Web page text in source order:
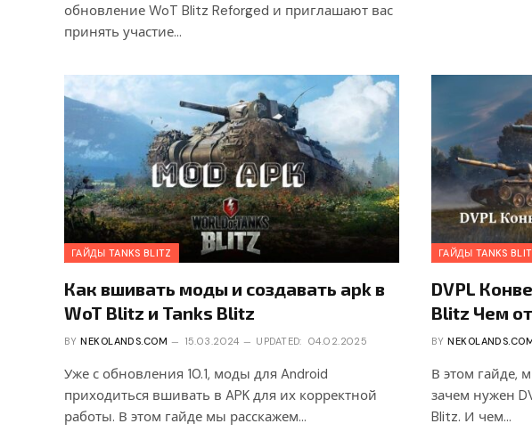
обновление WoT Blitz Reforged и приглашают вас
принять участие…
ГАЙДЫ TANKS BLITZ
Как вшивать моды и создавать apk в
WoT Blitz и Tanks Blitz
BY NEKOLANDS.COM 15.03.2024 UPDATED: 04.02.2025
Уже с обновления 10.1, моды для Android
приходиться вшивать в APK для их корректной
работы. В этом гайде мы расскажем…
ГАЙДЫ TANKS
DVPL
Blitz Чем
BY
В этом гайде,
зачем нужен
Blitz. И чем…